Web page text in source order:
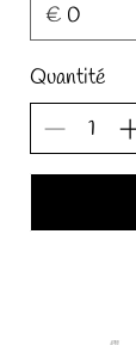
€
Quantité